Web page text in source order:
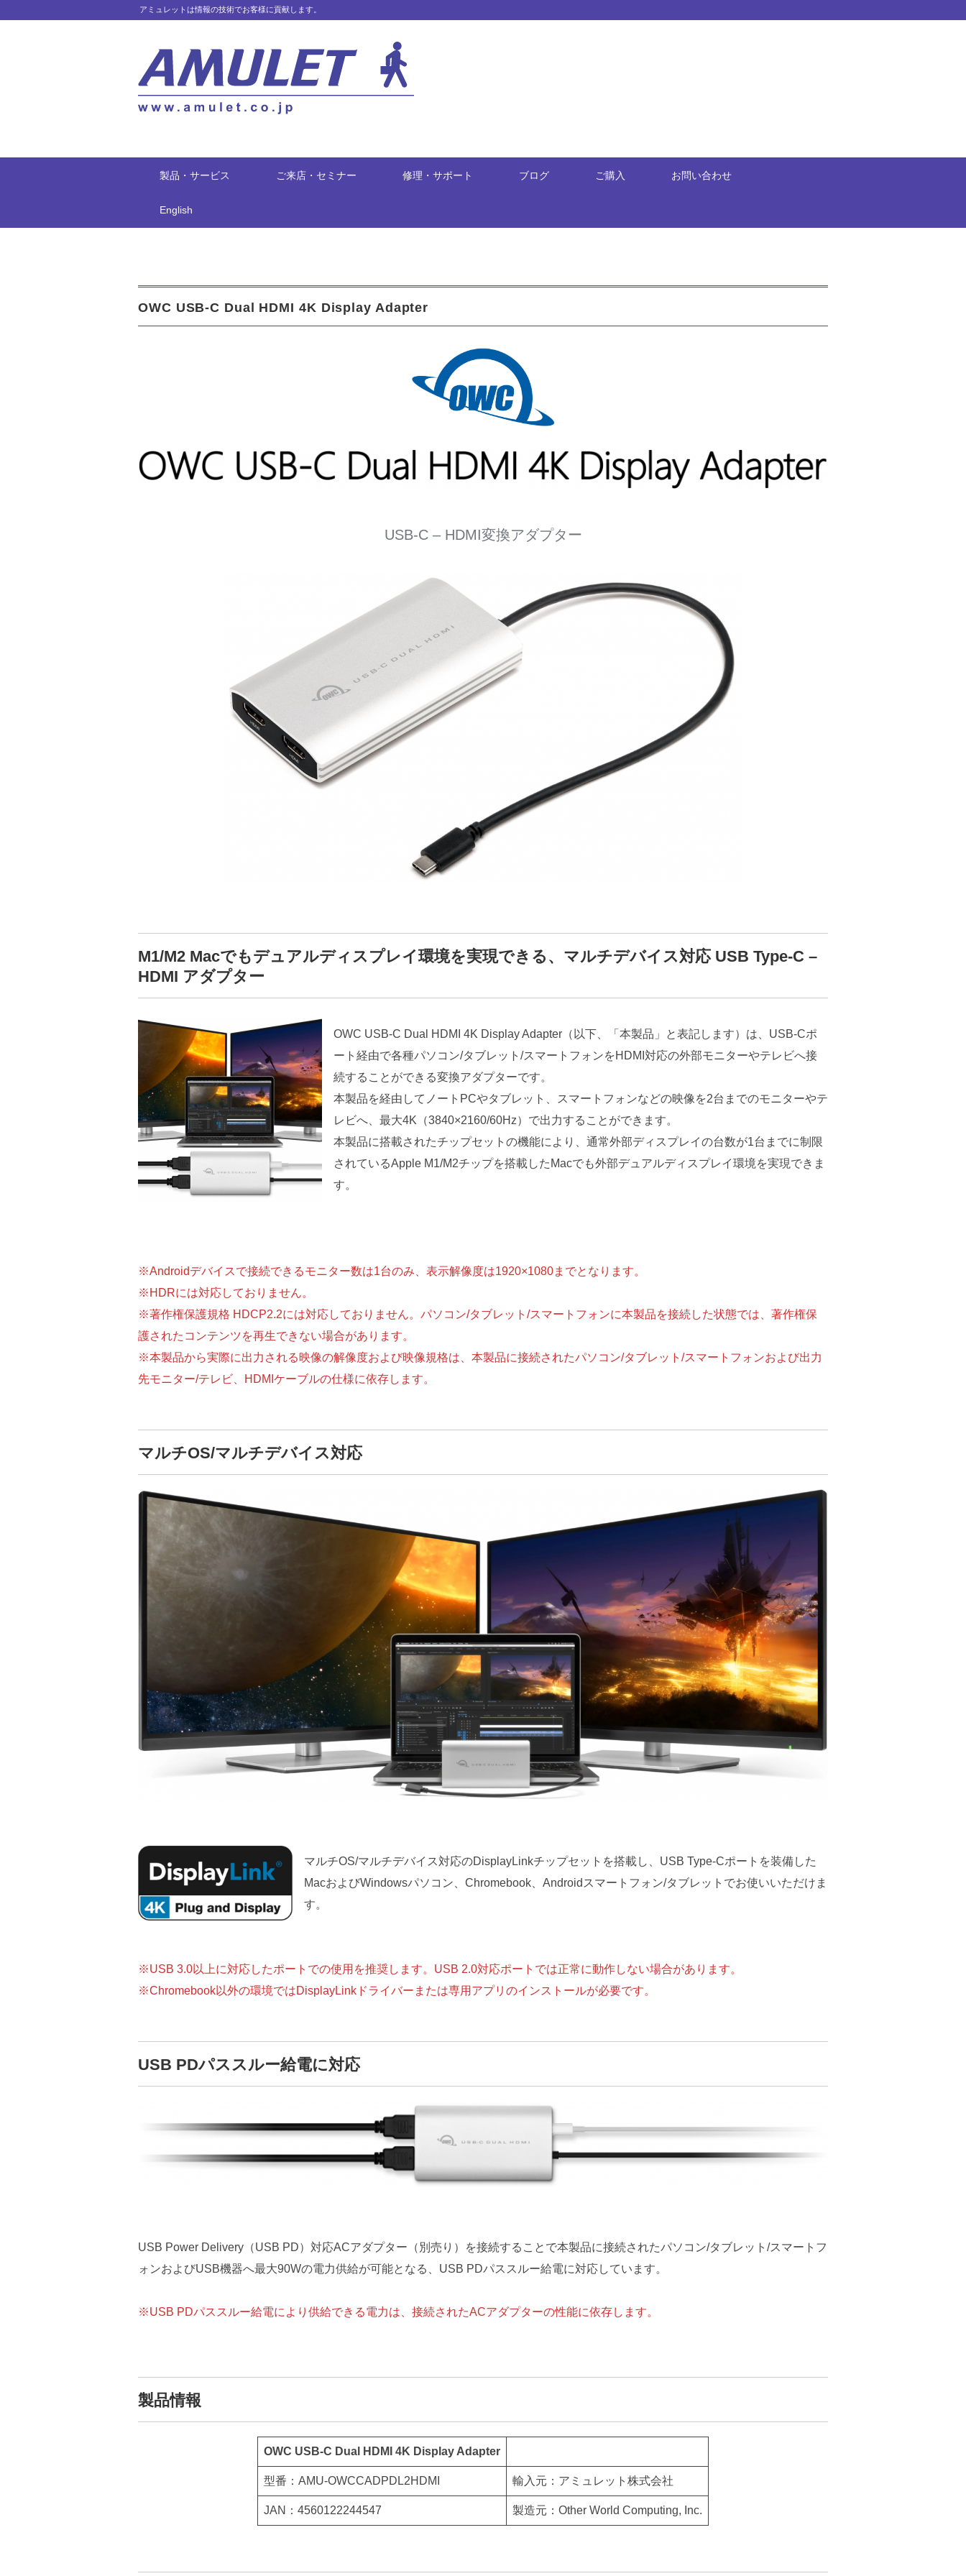
アミュレットは情報の技術でお客様に貢献します。
製品・サービス ご来店・セミナー 修理・サポート ブログ ご購入 お問い合わせ
English
OWC USB-C Dual HDMI 4K Display Adapter
USB-C – HDMI変換アダプター
M1/M2 Macでもデュアルディスプレイ環境を実現できる、マルチデバイス対応 USB Type-C –
HDMI アダプター
OWC USB-C Dual HDMI 4K Display Adapter（以下、「本製品」と表記します）は、USB-Cポ
ート経由で各種パソコン/タブレット/スマートフォンをHDMI対応の外部モニターやテレビへ接
続することができる変換アダプターです。
本製品を経由してノートPCやタブレット、スマートフォンなどの映像を2台までのモニターやテ
レビへ、最大4K（3840×2160/60Hz）で出力することができます。
本製品に搭載されたチップセットの機能により、通常外部ディスプレイの台数が1台までに制限
されているApple M1/M2チップを搭載したMacでも外部デュアルディスプレイ環境を実現できま
す。
※Androidデバイスで接続できるモニター数は1台のみ、表示解像度は1920×1080までとなります。
※HDRには対応しておりません。
※著作権保護規格 HDCP2.2には対応しておりません。パソコン/タブレット/スマートフォンに本製品を接続した状態では、著作権保
護されたコンテンツを再生できない場合があります。
※本製品から実際に出力される映像の解像度および映像規格は、本製品に接続されたパソコン/タブレット/スマートフォンおよび出力
先モニター/テレビ、HDMIケーブルの仕様に依存します。
マルチOS/マルチデバイス対応
マルチOS/マルチデバイス対応のDisplayLinkチップセットを搭載し、USB Type-Cポートを装備した
MacおよびWindowsパソコン、Chromebook、Androidスマートフォン/タブレットでお使いいただけま
す。
※USB 3.0以上に対応したポートでの使用を推奨します。USB 2.0対応ポートでは正常に動作しない場合があります。
※Chromebook以外の環境ではDisplayLinkドライバーまたは専用アプリのインストールが必要です。
USB PDパススルー給電に対応
USB Power Delivery（USB PD）対応ACアダプター（別売り）を接続することで本製品に接続されたパソコン/タブレット/スマートフ
ォンおよびUSB機器へ最大90Wの電力供給が可能となる、USB PDパススルー給電に対応しています。
※USB PDパススルー給電により供給できる電力は、接続されたACアダプターの性能に依存します。
製品情報
OWC USB-C Dual HDMI 4K Display Adapter
型番：AMU-OWCCADPDL2HDMI 輸入元：アミュレット株式会社
JAN：4560122244547 製造元：Other World Computing, Inc.